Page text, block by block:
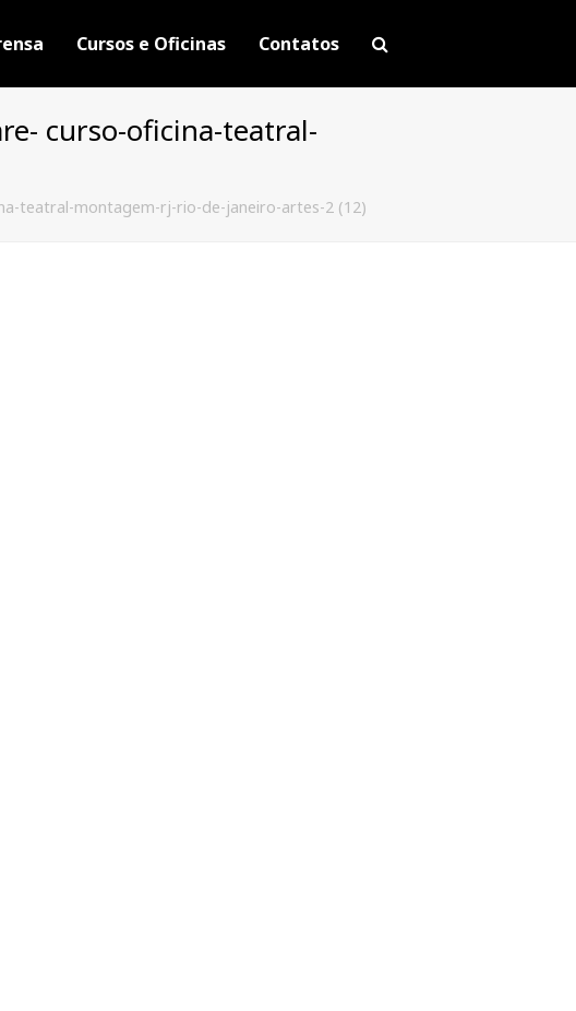
Cursos e Oficinas Contatos
curso-oficina-teatral-
teatral-montagem-rj-rio-de-janeiro-artes-2 (12)